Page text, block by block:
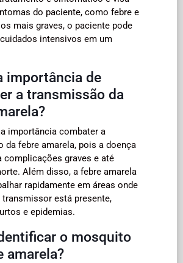
do paciente, como febre e
mais graves, o paciente pode
intensivos em um
importância de
a transmissão da
importância combater a
da febre amarela, pois a doença
complicações graves e até
Além disso, a febre amarela
rapidamente em áreas onde
está presente,
e epidemias.
o mosquito
amarela?